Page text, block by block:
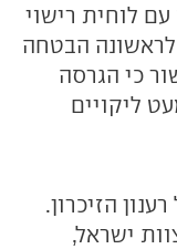
לוחית רישוי
לראשונה הבטחה
כי הגרסה
ליקויים
הזיכרון.
ישראל,